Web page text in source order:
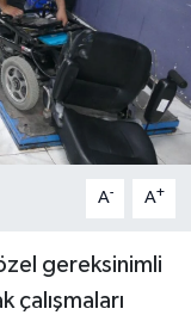
A- A+
gereksinimli
çalışmaları